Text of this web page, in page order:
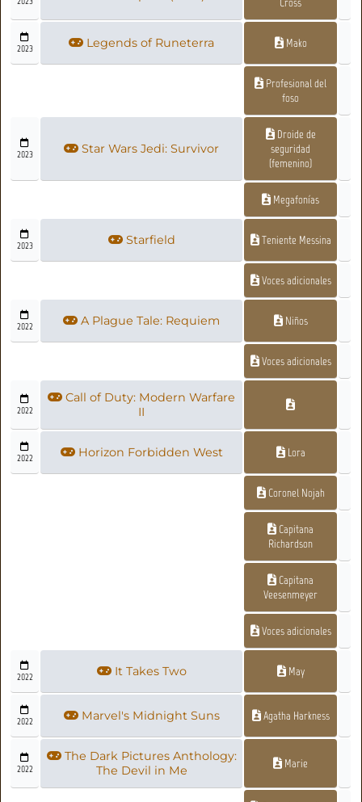
2023 Legends of Runeterra Mako
Profesional del
foso
2023 Star Wars Jedi: Survivor
Droide de
seguridad
(femenino)
Megafonías
2023 Starfield Teniente Messina
Voces adicionales
2022 A Plague Tale: Requiem Niños
Voces adicionales
2022
Call of Duty: Modern Warfare
II
2022 Horizon Forbidden West Lora
Coronel Nojah
Capitana
Richardson
Capitana
Veesenmeyer
Voces adicionales
2022 It Takes Two May
2022 Marvel's Midnight Suns Agatha Harkness
2022
The Dark Pictures Anthology:
The Devil in Me
Marie